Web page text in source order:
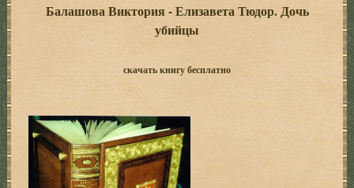
Балашова Виктория - Елизавета Тюдор. Дочь
убийцы
скачать книгу бесплатно